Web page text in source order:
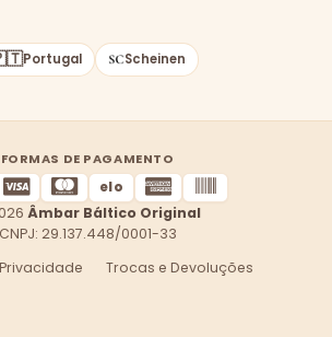
Portugal Scheinen
FORMAS DE PAGAMENTO
elo
Âmbar Báltico Original
CNPJ: 29.137.448/0001-33
Trocas e Devoluções